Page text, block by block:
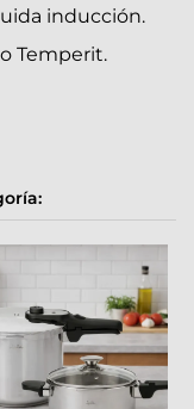
inducción.
Temperit.